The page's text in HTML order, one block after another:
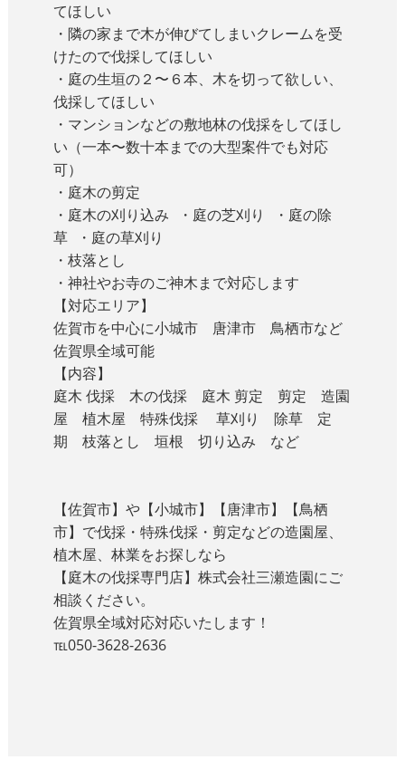
てほしい
・隣の家まで木が伸びてしまいクレームを受
けたので伐採してほしい
・庭の生垣の２〜６本、木を切って欲しい、
伐採してほしい
・マンションなどの敷地林の伐採をしてほし
い（一本〜数十本までの大型案件でも対応
可）
・庭木の剪定
・庭木の刈り込み ・庭の芝刈り ・庭の除
草 ・庭の草刈り
・枝落とし
・神社やお寺のご神木まで対応します
【対応エリア】
佐賀市を中心に小城市 唐津市 鳥栖市など
佐賀県全域可能
【内容】
庭木 伐採 木の伐採 庭木 剪定 剪定 造園
屋 植木屋 特殊伐採 草刈り 除草 定
期 枝落とし 垣根 切り込み など
【佐賀市】や【小城市】【唐津市】【鳥栖
市】で伐採・特殊伐採・剪定などの造園屋、
植木屋、林業をお探しなら
【庭木の伐採専門店】株式会社三瀬造園にご
相談ください。
佐賀県全域対応対応いたします！
℡050-3628-2636